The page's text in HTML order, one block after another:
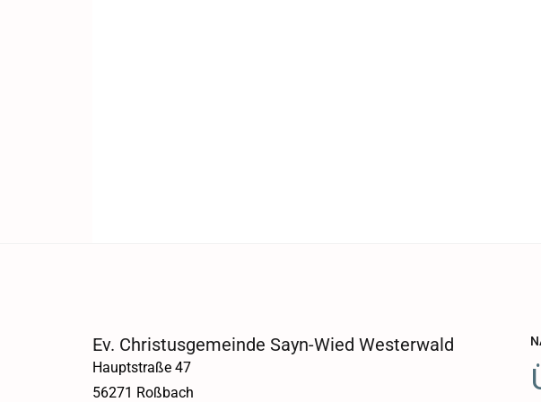
Ev. Christusgemeinde Sayn-Wied Westerwald
Hauptstraße 47
56271 Roßbach